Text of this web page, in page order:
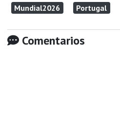
Mundial2026 Portugal
Comentarios